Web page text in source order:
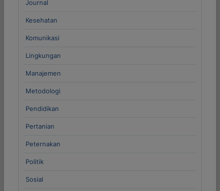
Journal
Kesehatan
Komunikasi
Lingkungan
Manajemen
Metodologi
Pendidikan
Pertanian
Peternakan
Politik
Sosial